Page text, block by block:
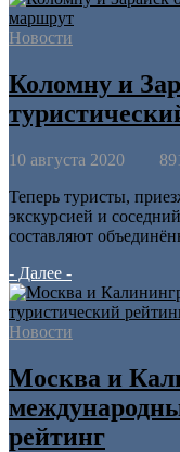
Новости
Коломну и
10 августа 2020
Теперь туристы,
экскурсией и
составляют
- Далее -
Новости
Москва и
рейтинг